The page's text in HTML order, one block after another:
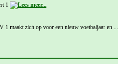
1
maakt zich op voor een nieuw voetbaljaar en ...